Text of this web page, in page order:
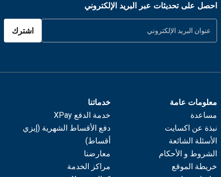
احصل على تحديثات عبر البريد الإلكتروني
اشترك
معلومات عامة
مساعدة
نبذة عن اكسايت
الأسئلة الشائعة
الشروط و الأحكام
خريطة الموقع
خدماتنا
خدمة الدفع XPay
دفع الأقساط الشهرية (إيزي
أقساط)
معارضنا
مراكز الخدمة